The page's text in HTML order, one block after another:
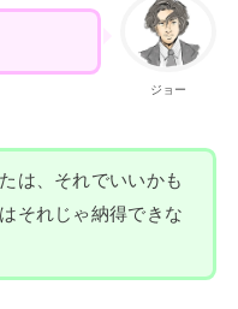
ジョー
は、それでいいかも
それじゃ納得できな